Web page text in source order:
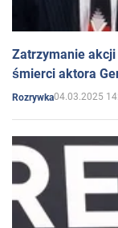
Zatrzymanie
śmierci aktora
Rozrywka04.03.2025